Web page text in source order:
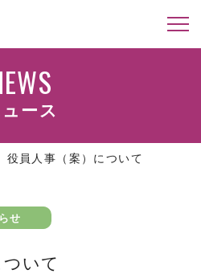
ース
役員人事（案）について
せ
いて